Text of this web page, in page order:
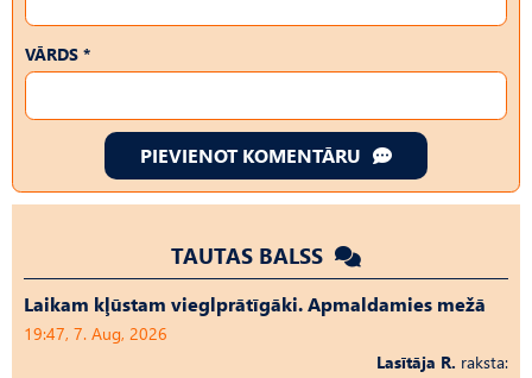
VĀRDS *
PIEVIENOT KOMENTĀRU
TAUTAS BALSS
Laikam kļūstam vieglprātīgāki. Apmaldamies mežā
19:47, 7. Aug, 2026
Lasītāja R. raksta: